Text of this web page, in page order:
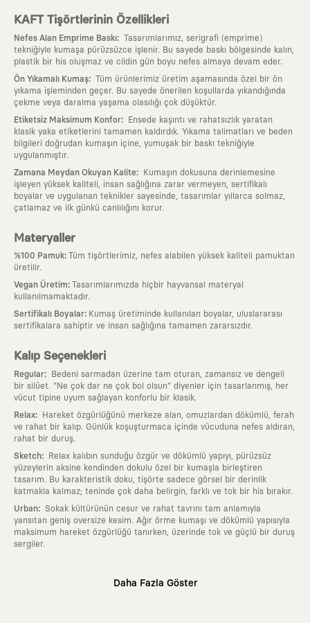
KAFT Tişörtlerinin Özellikleri
Nefes Alan Emprime Baskı: Tasarımlarımız, serigrafi (emprime)
tekniğiyle kumaşa pürüzsüzce işlenir. Bu sayede baskı bölgesinde kalın,
plastik bir his oluşmaz ve cildin gün boyu nefes almaya devam eder.
Ön Yıkamalı Kumaş: Tüm ürünlerimiz üretim aşamasında özel bir ön
yıkama işleminden geçer. Bu sayede önerilen koşullarda yıkandığında
çekme veya daralma yaşama olasılığı çok düşüktür.
Etiketsiz Maksimum Konfor:
Ensede kaşıntı ve rahatsızlık yaratan
klasik yaka etiketlerini tamamen kaldırdık. Yıkama talimatları ve beden
bilgileri doğrudan kumaşın içine, yumuşak bir baskı tekniğiyle
uygulanmıştır.
Zamana Meydan Okuyan Kalite:
Kumaşın dokusuna derinlemesine
işleyen yüksek kaliteli, insan sağlığına zarar vermeyen, sertifikalı
boyalar ve uygulanan teknikler sayesinde, tasarımlar yıllarca solmaz,
çatlamaz ve ilk günkü canlılığını korur.
Materyaller
%100 Pamuk: Tüm tişörtlerimiz, nefes alabilen yüksek kaliteli pamuktan
üretilir.
Vegan Üretim: Tasarımlarımızda hiçbir hayvansal materyal
kullanılmamaktadır.
Sertifikalı Boyalar: Kumaş üretiminde kullanılan boyalar, uluslararası
sertifikalara sahiptir ve insan sağlığına tamamen zararsızdır.
Kalıp Seçenekleri
Regular:
Bedeni sarmadan üzerine tam oturan, zamansız ve dengeli
bir silüet. "Ne çok dar ne çok bol olsun" diyenler için tasarlanmış, her
vücut tipine uyum sağlayan konforlu bir klasik.
Relax:
Hareket özgürlüğünü merkeze alan, omuzlardan dökümlü, ferah
ve rahat bir kalıp. Günlük koşuşturmaca içinde vücuduna nefes aldıran,
rahat bir duruş.
Sketch:
Relax kalıbın sunduğu özgür ve dökümlü yapıyı, pürüzsüz
yüzeylerin aksine kendinden dokulu özel bir kumaşla birleştiren
tasarım. Bu karakteristik doku, tişörte sadece görsel bir derinlik
katmakla kalmaz; teninde çok daha belirgin, farklı ve tok bir his bırakır.
Urban: Sokak kültürünün cesur ve rahat tavrını tam anlamıyla
yansıtan geniş oversize kesim. Ağır örme kumaşı ve dökümlü yapısıyla
maksimum hareket özgürlüğü tanırken, üzerinde tok ve güçlü bir duruş
sergiler.
Daha Fazla Göster